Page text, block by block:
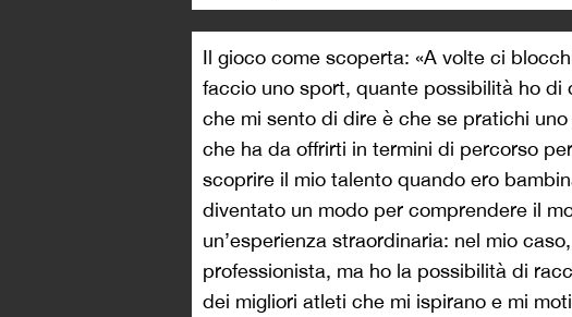
Il gioco come scoperta: «A volte ci
faccio uno sport, quante possibilità ho di
che mi sento di dire è che se pratichi
che ha da offrirti in termini di percorso
scoprire il mio talento quando ero
diventato un modo per comprendere il
un’esperienza straordinaria: nel mio
professionista, ma ho la possibilità di
dei migliori atleti che mi ispirano e mi